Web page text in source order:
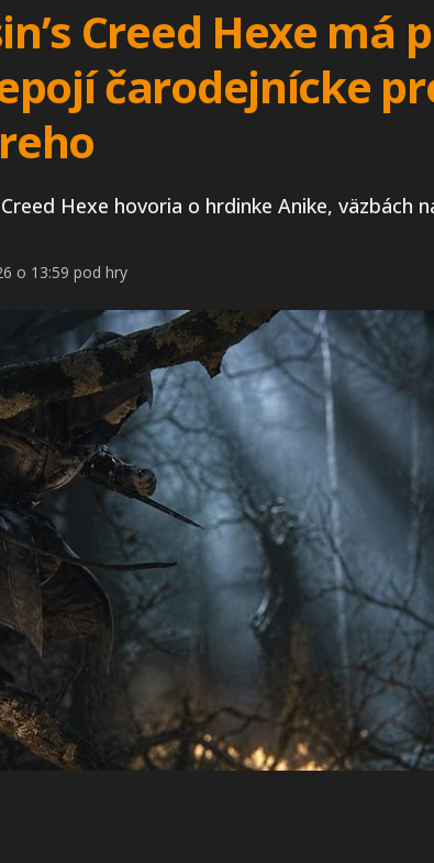
Creed Hexe
čarodejnícke
Creed Hexe hovoria o hrdinke Anike,
o 13:59 pod hry